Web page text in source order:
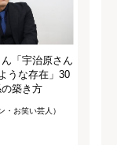
「宇治原さん
うな存在」30
築き方
・お笑い芸人）